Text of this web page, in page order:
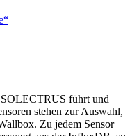
führt und
stehen zur Auswahl,
Zu jedem Sensor